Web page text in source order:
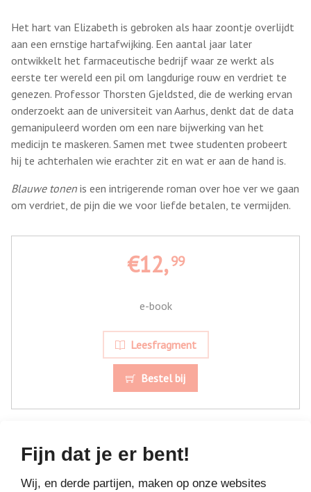
Fijn dat je er bent!
Wij, en derde partijen, maken op onze websites
Het hart van Elizabeth is gebroken als haar zoontje overlijdt
aan een ernstige hartafwijking. Een aantal jaar later
ontwikkelt het farmaceutische bedrijf waar ze werkt als
eerste ter wereld een pil om langdurige rouw en verdriet te
genezen. Professor Thorsten Gjeldsted, die de werking ervan
onderzoekt aan de universiteit van Aarhus, denkt dat de data
gemanipuleerd worden om een nare bijwerking van het
medicijn te maskeren. Samen met twee studenten probeert
hij te achterhalen wie erachter zit en wat er aan de hand is.
Blauwe tonen is een intrigerende roman over hoe ver we gaan
om verdriet, de pijn die we voor liefde betalen, te vermijden.
€12,99
e-book
Leesfragment
Bestel bij